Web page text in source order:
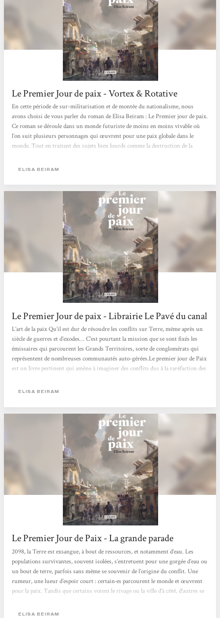
Le Premier Jour de paix - Vortex & Rotative
En cette période de sur-militarisation et de montée du nationalisme, nous
avons choisi de vous parler du roman de Elisa Beiram : Le Premier jour de paix.
Ce roman se déroule dans un monde futuriste de moins en moins vivable où
l’on suit plusieurs personnages qui œuvrent pour une paix globale dans le
monde. Tout en traitant des sujets bien lourds comme la destruction de la
s’inscrit dans une écriture de SF positive et propose des regards d’espoirs sur
ELISA BEIRAM
Le Premier Jour de paix - Librairie Le Pavé du canal
L’art de la paix Qu’il est dur de résoudre les conflits sur Terre, même après un
siècle de guerres et d’exodes… C’est pourtant la mission que se sont fixés les
émissaires qui parcourent les Grands Territoires, sorte de conglomérats qui
représentent de nombreuses communautés auto-gérées.Le premier jour de Paix
est un livre pertinent qui amène à imaginer des conflits dus à la raréfaction des
L’optimisme du récit n’occulte pas les origines...
ELISA BEIRAM
Le Premier Jour de Paix - La grande parade
2098, la Terre est exsangue, à bout de ressources, et notamment d’eau. Les
populations survivantes, souvent isolées, s’entretuent pour une gorgée d’eau ou
un bout de terre, parfois sans même se souvenir de l’origine du conflit. Une
rumeur, une lueur d’espoir court : certain·es parcourent le monde et œuvrent
pour la paix. Tandis que certains voient le rivage ou la ville d’à côté, d’autres se
Le roman est divisé en trois parties, de plus en plus longues, qui élargissent...
ELISA BEIRAM